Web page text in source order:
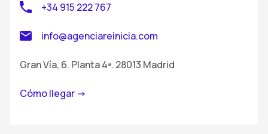
+34 915 222 767
info@agenciareinicia.com
Gran Vía, 6. Planta 4ª. 28013 Madrid
Cómo llegar ->